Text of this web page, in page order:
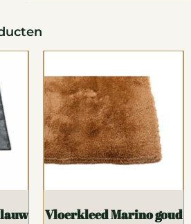
Vloerkleed Marino goud